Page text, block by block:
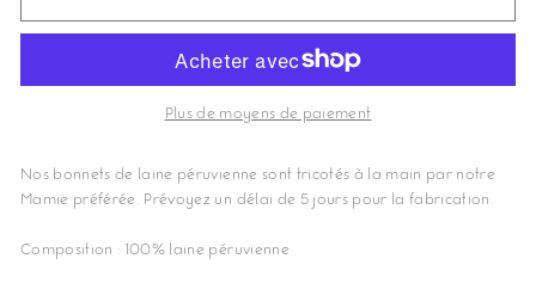
Plus de moyens de paiement
Nos bonnets de laine péruvienne sont tricotés à la main par notre
Mamie préférée. Prévoyez un délai de 5 jours pour la fabrication.
Composition : 100% laine péruvienne